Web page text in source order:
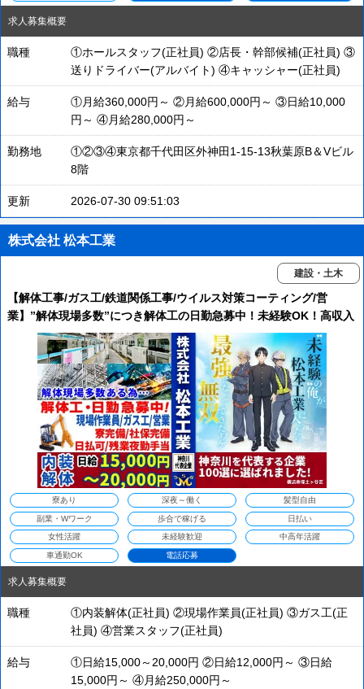
求人募集概要
職種
①ホールスタッフ(正社員) ②店長・幹部候補(正社員) ③
送りドライバー(アルバイト) ④キャッシャー(正社員)
給与
①月給360,000円～ ②月給600,000円～ ③日給10,000
円～ ④月給280,000円～
勤務地
①②③④東京都千代田区外神田1-15-13秋葉原B＆Vビル
8階
更新 2026-07-30 09:51:03
株式会社 松本工業
建設・土木
【解体工事/ガス工/鉄道関係工事/ウイルス対策コーティング/営
業】”解体現場多数”につき解体工の日勤急募中！未経験OK！高収入
＆一生使えるスキルを習得できます！【神奈川を代表する企業100
寮あり 深夜～働く 髪型自由
副業・Wワーク 歩合で稼げる 日払い
女性活躍 未経験歓迎 中高年活躍
車通勤OK 電話応募
求人募集概要
職種
①内装解体(正社員) ②現場作業員(正社員) ③ガス工(正
社員) ④営業スタッフ(正社員)
給与
①日給15,000～20,000円 ②日給12,000円～ ③日給
15,000円～ ④月給250,000円～